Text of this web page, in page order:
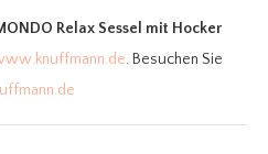
Relax Sessel mit Hocker
. Besuchen Sie